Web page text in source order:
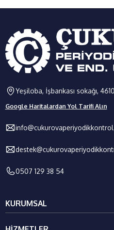
Yeşiloba, İşbankası sokağı,
Google Haritalardan Yol Tarifi Alın
0507 129 38 54
KURUMSAL
Kurumsal